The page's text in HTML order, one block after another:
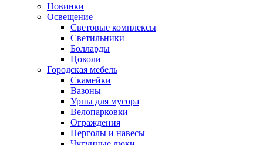
Новинки
Освещение
Световые комплексы
Светильники
Болларды
Цоколи
Городская мебель
Скамейки
Вазоны
Урны для мусора
Велопарковки
Ограждения
Перголы и навесы